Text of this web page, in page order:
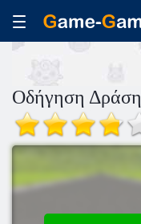
Οδήγηση Δράση